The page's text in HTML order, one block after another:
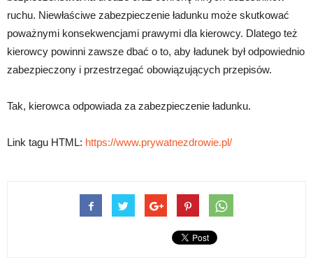
ruchu. Niewłaściwe zabezpieczenie ładunku może skutkować
poważnymi konsekwencjami prawymi dla kierowcy. Dlatego też
kierowcy powinni zawsze dbać o to, aby ładunek był odpowiednio
zabezpieczony i przestrzegać obowiązujących przepisów.
Tak, kierowca odpowiada za zabezpieczenie ładunku.
Link tagu HTML: https://www.prywatnezdrowie.pl/